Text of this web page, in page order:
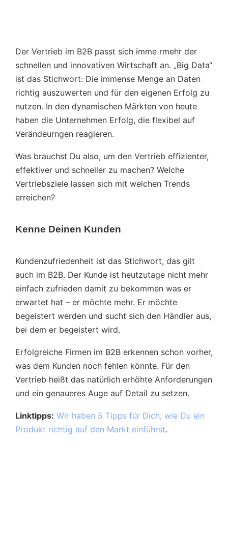
Der Vertrieb im B2B passt sich imme rmehr der
schnellen und innovativen Wirtschaft an. „Big Data“
ist das Stichwort: Die immense Menge an Daten
richtig auszuwerten und für den eigenen Erfolg zu
nutzen. In den dynamischen Märkten von heute
haben die Unternehmen Erfolg, die flexibel auf
Verändeurngen reagieren.
Was brauchst Du also, um den Vertrieb effizienter,
effektiver und schneller zu machen? Welche
Vertriebsziele lassen sich mit welchen Trends
erreichen?
Kenne Deinen Kunden
Kundenzufriedenheit ist das Stichwort, das gilt
auch im B2B. Der Kunde ist heutzutage nicht mehr
einfach zufrieden damit zu bekommen was er
erwartet hat – er möchte mehr. Er möchte
begeistert werden und sucht sich den Händler aus,
bei dem er begeistert wird.
Erfolgreiche Firmen im B2B erkennen schon vorher,
was dem Kunden noch fehlen könnte. Für den
Vertrieb heißt das natürlich erhöhte Anforderungen
und ein genaueres Auge auf Detail zu setzen.
Linktipps: Wir haben 5 Tipps für Dich, wie Du ein
Produkt richtig auf den Markt einführst.